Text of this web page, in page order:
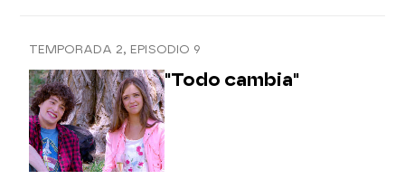
TEMPORADA 2, EPISODIO 9
"Todo cambia"